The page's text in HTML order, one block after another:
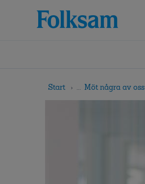
navigation
Start ... Möt några av oss